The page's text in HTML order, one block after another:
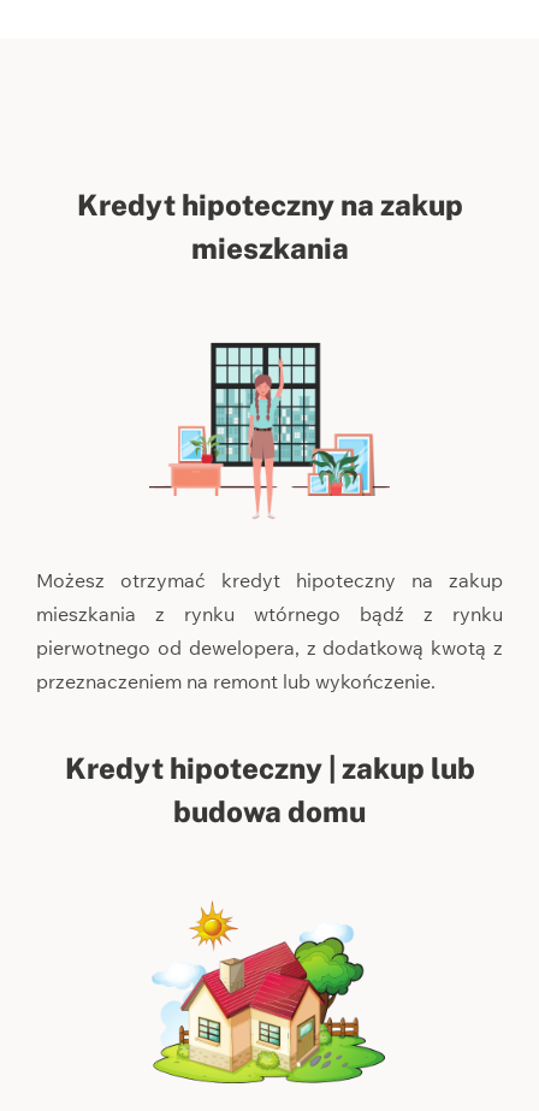
Kredyt hipoteczny na zakup
mieszkania
Możesz otrzymać kredyt hipoteczny na zakup
mieszkania z rynku wtórnego bądź z rynku
pierwotnego od dewelopera, z dodatkową kwotą z
przeznaczeniem na remont lub wykończenie.
Kredyt hipoteczny | zakup lub
budowa domu